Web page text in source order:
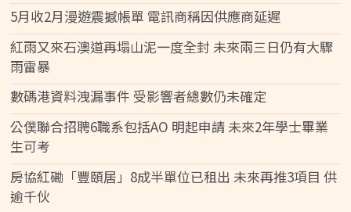
5月收2月漫遊震撼帳單 電訊商稱因供應商延遲
紅雨又來石澳道再塌山泥一度全封 未來兩三日仍有大驟
雨雷暴
數碼港資料洩漏事件 受影響者總數仍未確定
公僕聯合招聘6職系包括AO 明起申請 未來2年學士畢業
生可考
房協紅磡「豐頤居」8成半單位已租出 未來再推3項目 供
逾千伙